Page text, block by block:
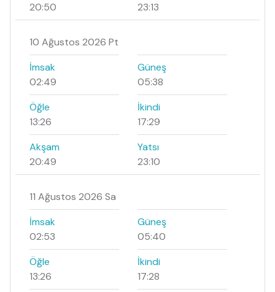
20:50
23:13
10 Ağustos 2026 Pt
İmsak
02:49
Güneş
05:38
Öğle
13:26
İkindi
17:29
Akşam
20:49
Yatsı
23:10
11 Ağustos 2026 Sa
İmsak
02:53
Güneş
05:40
Öğle
13:26
İkindi
17:28